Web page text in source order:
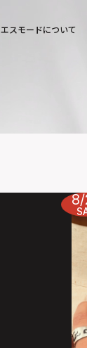
エスモードについて
8/